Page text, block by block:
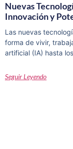
Nuevas
Innovación y
Las nuevas
forma de vivir,
artificial (IA) hasta los
Seguir Leyendo